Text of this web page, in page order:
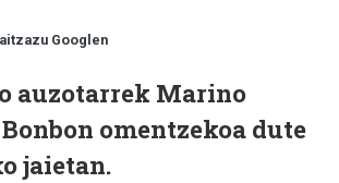
Googlen
auzotarrek Marino
omentzekoa dute
jaietan.